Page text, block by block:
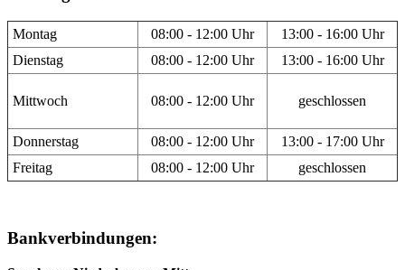
Montag 08:00 - 12:00 Uhr
13:00 - 16:00 Uhr
Dienstag
08:00 - 12:00 Uhr 13:00 - 16:00 Uhr
Mittwoch 08:00 - 12:00 Uhr geschlossen
Donnerstag 08:00 - 12:00 Uhr
13:00 - 17:00 Uhr
Freitag
08:00 - 12:00 Uhr geschlossen
Bankverbindungen: